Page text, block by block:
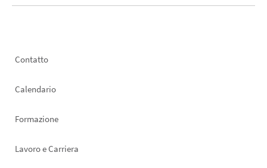
Footer
Contatto
Calendario
Formazione
Lavoro e Carriera